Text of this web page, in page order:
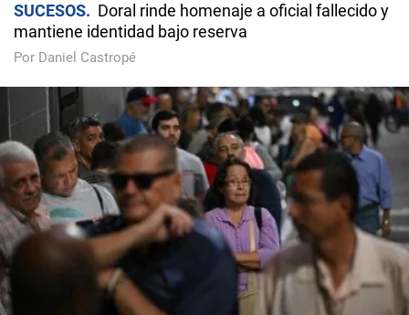
SUCESOS
Doral rinde homenaje a oficial fallecido y
mantiene identidad bajo reserva
Por Daniel Castropé